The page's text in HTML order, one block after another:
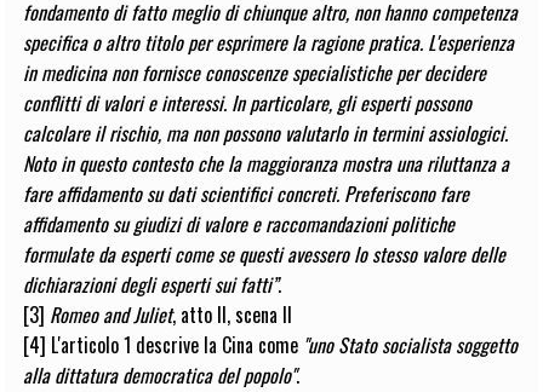
fondamento di fatto meglio di chiunque altro, non hanno competenza
specifica o altro titolo per esprimere la ragione pratica. L'esperienza
in medicina non fornisce conoscenze specialistiche per decidere
conflitti di valori e interessi. In particolare, gli esperti possono
calcolare il rischio, ma non possono valutarlo in termini assiologici.
Noto in questo contesto che la maggioranza mostra una riluttanza a
fare affidamento su dati scientifici concreti. Preferiscono fare
affidamento su giudizi di valore e raccomandazioni politiche
formulate da esperti come se questi avessero lo stesso valore delle
dichiarazioni degli esperti sui fatti”.
[3] Romeo and Juliet, atto II, scena II
[4] L'articolo 1 descrive la Cina come "uno Stato socialista soggetto
alla dittatura democratica del popolo".